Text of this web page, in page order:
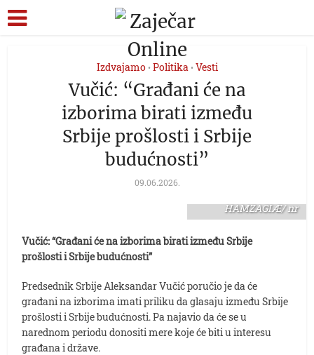
Izdvajamo • Politika • Vesti
Vučić: “Građani će na
izborima birati između
Srbije prošlosti i Srbije
budućnosti”
09.06.2026.
HAMZAGIÆ/ nr
Vučić: “Građani će na izborima birati između Srbije
prošlosti i Srbije budućnosti”
Predsednik Srbije Aleksandar Vučić poručio je da će
građani na izborima imati priliku da glasaju između Srbije
prošlosti i Srbije budućnosti. Pa najavio da će se u
narednom periodu donositi mere koje će biti u interesu
građana i države.